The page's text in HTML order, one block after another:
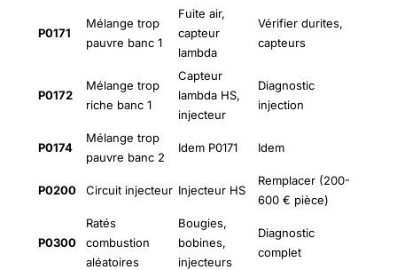
P0171
Mélange trop
pauvre banc 1
Fuite air,
capteur
lambda
Vérifier durites,
capteurs
P0172
Mélange trop
riche banc 1
Capteur
lambda HS,
injecteur
Diagnostic
injection
P0174
Mélange trop
pauvre banc 2
Idem P0171 Idem
P0200 Circuit injecteur Injecteur HS
Remplacer (200-
600 € pièce)
P0300
Ratés
combustion
aléatoires
Bougies,
bobines,
injecteurs
Diagnostic
complet